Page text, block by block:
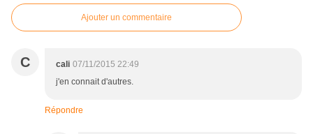
Ajouter un commentaire
C cali 07/11/2015 22:49
j'en connait d'autres.
Répondre